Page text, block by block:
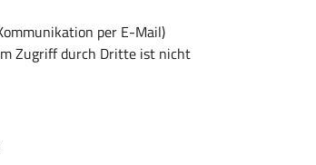
per E-Mail)
Zugriff durch Dritte ist nicht